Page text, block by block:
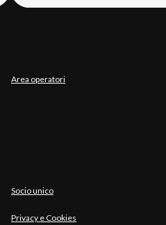
Area operatori
Socio unico
Privacy e Cookies